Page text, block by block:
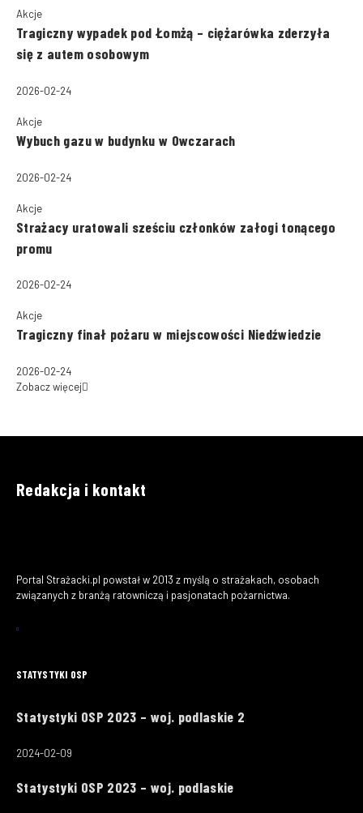
Akcje
Tragiczny wypadek pod Łomżą – ciężarówka zderzyła
się z autem osobowym
2026-02-24
Akcje
Wybuch gazu w budynku w Owczarach
2026-02-24
Akcje
Strażacy uratowali sześciu członków załogi tonącego
promu
2026-02-24
Akcje
Tragiczny finał pożaru w miejscowości Niedźwiedzie
2026-02-24
Zobacz więcej
Redakcja i kontakt
Portal Strażacki.pl powstał w 2013 z myślą o strażakach, osobach
związanych z branżą ratowniczą i pasjonatach pożarnictwa.
STATYSTYKI OSP
Statystyki OSP 2023 – woj. podlaskie 2
2024-02-09
Statystyki OSP 2023 – woj. podlaskie